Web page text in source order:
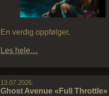
En verdig oppfølger.
Les hele…
13.07.2026:
Ghost Avenue «Full Throttle»